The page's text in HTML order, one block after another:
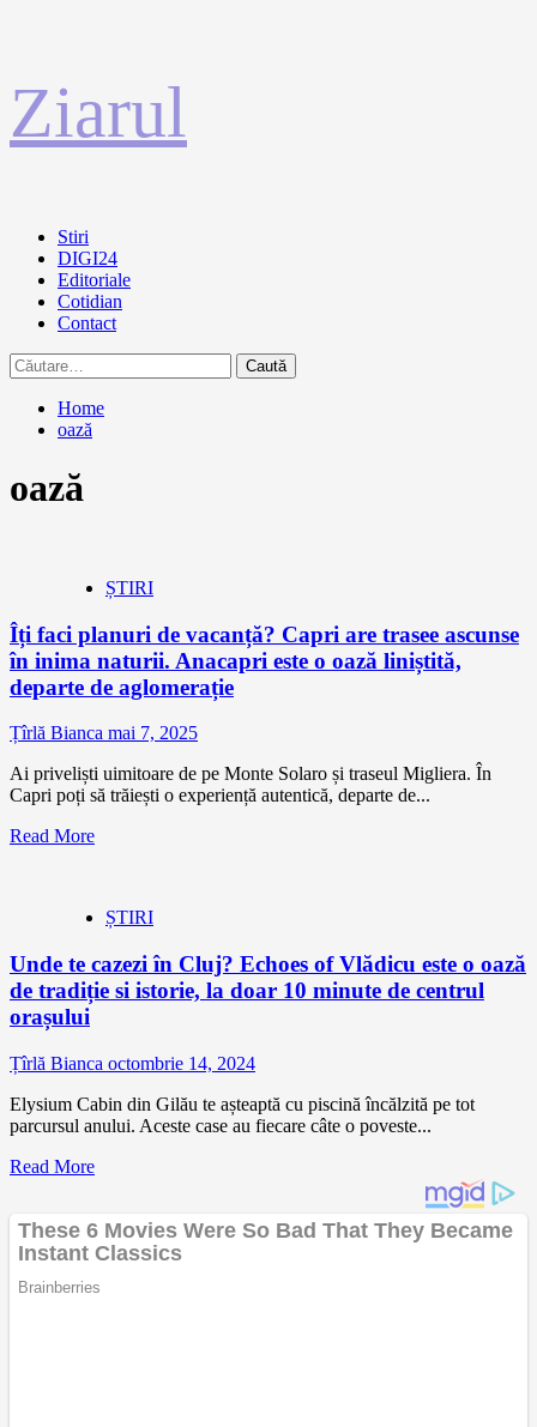
la
conținut
Ziarul
Primary
Menu
Stiri
DIGI24
Editoriale
Cotidian
Contact
Caută
după:
Home
oază
oază
ȘTIRI
Îți faci planuri de vacanță? Capri are trasee ascunse
în inima naturii. Anacapri este o oază liniștită,
departe de aglomerație
Țîrlă Bianca mai 7, 2025
Ai priveliști uimitoare de pe Monte Solaro și traseul Migliera. În
Capri poți să trăiești o experiență autentică, departe de...
Read More
ȘTIRI
Unde te cazezi în Cluj? Echoes of Vlădicu este o oază
de tradiție si istorie, la doar 10 minute de centrul
orașului
Țîrlă Bianca octombrie 14, 2024
Elysium Cabin din Gilău te așteaptă cu piscină încălzită pe tot
parcursul anului. Aceste case au fiecare câte o poveste...
Read More